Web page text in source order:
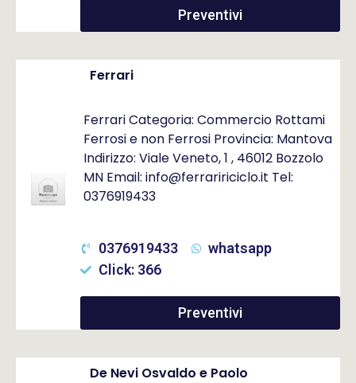
Preventivi
Ferrari
Ferrari Categoria: Commercio Rottami
Ferrosi e non Ferrosi Provincia: Mantova
Indirizzo: Viale Veneto, 1 , 46012 Bozzolo
MN Email: info@ferraririciclo.it Tel:
0376919433
0376919433
whatsapp
Click: 366
Preventivi
De Nevi Osvaldo e Paolo